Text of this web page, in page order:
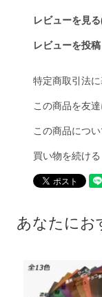
レビューを見
レビューを投稿
特定商取引法に
この商品を友
この商品につ
買い物を続ける
あなたにお